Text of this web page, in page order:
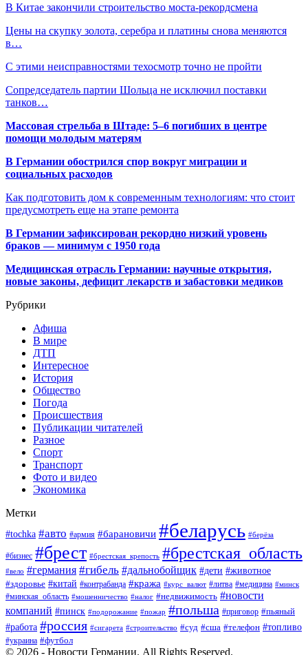
В Китае закончили строительство моста-рекордсмена
Цены на скупку золота, серебра и платины снова меняются
в…
С этими неисправностями техосмотр точно не пройти
Сопредседатель партии Шольца не исключил поставки
танков…
Массовая стрельба в Штаде: 5–6 погибших в центре
помощи молодым матерям
В Германии обострился спор вокруг миграции и
социальных расходов
Как подготовить дом к современным технологиям: что стоит
предусмотреть еще на этапе ремонта
В Германии зафиксирован рекордно низкий уровень
браков — минимум с 1950 года
Медицинская отрасль Германии: научные открытия,
новые законы, дефицит лекарств и забастовки медиков
Рубрики
Афиша
В мире
ДТП
Интересное
История
Общество
Погода
Происшествия
Публикации читателей
Разное
Спорт
Транспорт
Фото и видео
Экономика
Метки
#tochka #авто #армия #барановичи #беларусь #берёза
#бизнес #брест #брестская_крепость #брестская_область
#вело #германия #гибель #дальнобойщик #дети #животное
#здоровье #китай #контрабанда #кража #курс_валют #литва #медицина #минск
#минская_область #мошенничество #налог #недвижимость #новости
компаний #пинск #подорожание #пожар #польша #приговор #пьяный
#работа #россия #сигарета #строительство #суд #сша #телефон #топливо
#украина #футбол
© 2026 - Новости Германии. All Rights Reserved.